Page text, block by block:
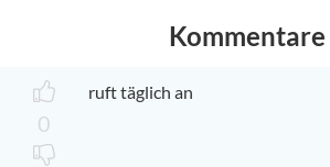
Kommentare
0
ruft täglich an